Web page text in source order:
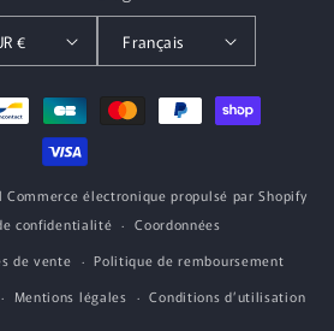
France | EUR € Français
Commerce électronique propulsé par Shopify
confidentialité
Coordonnées
de vente
Politique de remboursement
Mentions légales Conditions d’utilisation